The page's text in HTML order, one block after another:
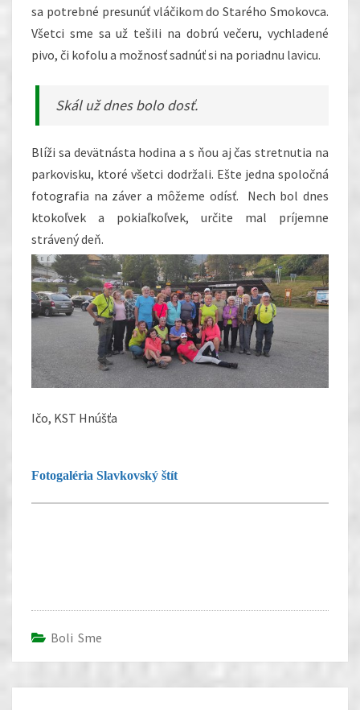
sa potrebné presunúť vláčikom do Starého Smokovca.
Všetci sme sa už tešili na dobrú večeru, vychladené
pivo, či kofolu a možnosť sadnúť si na poriadnu lavicu.
Skál už dnes bolo dosť.
Blíži sa devätnásta hodina a s ňou aj čas stretnutia na
parkovisku, ktoré všetci dodržali. Ešte jedna spoločná
fotografia na záver a môžeme odísť. Nech bol dnes
ktokoľvek a pokiaľkoľvek, určite mal príjemne
strávený deň.
Ičo, KST Hnúšťa
Fotogaléria Slavkovský štít
lightbox-slider-shortcode.php
Boli Sme